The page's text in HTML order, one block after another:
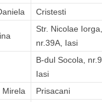
Cristesti
Str. Nicolae Iorga,
nr.39A, Iasi
B-dul Socola, nr.9,
Iasi
Mirela Prisacani